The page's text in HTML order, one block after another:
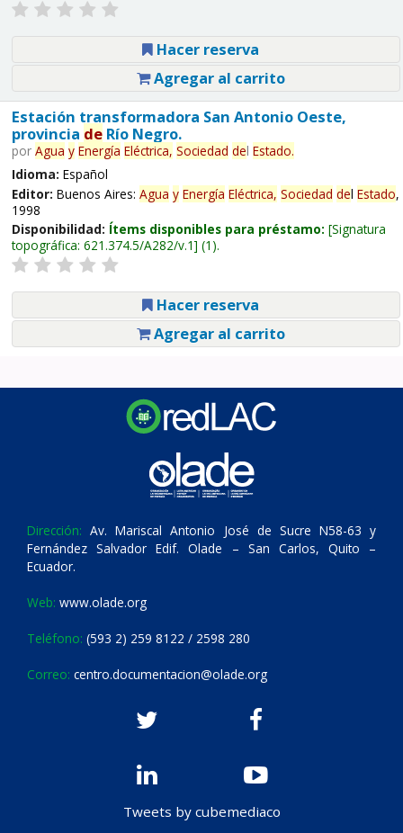
Hacer reserva
Agregar al carrito
Estación transformadora San Antonio Oeste,
provincia deRío Negro.
por Agua y Energía Eléctrica, Sociedad del Estado.
Idioma: Español
Editor: Buenos Aires: Agua y Energía Eléctrica, Sociedad del Estado,
1998
Disponibilidad: Ítems disponibles para préstamo: Signatura
topográfica: 621.374.5/A282/v.1 (1).
Hacer reserva
Agregar al carrito
Dirección: Av. Mariscal Antonio José de Sucre N58-63 y
Fernández Salvador Edif. Olade – San Carlos, Quito –
Ecuador.
Web: www.olade.org
Teléfono: (593 2) 259 8122 / 2598 280
Correo: centro.documentacion@olade.org
Tweets by cubemediaco